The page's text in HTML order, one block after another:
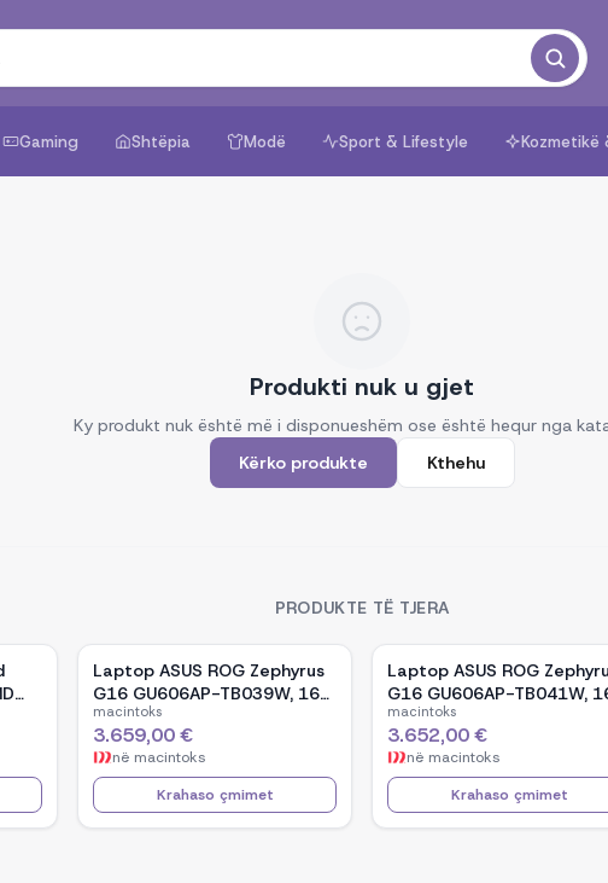
Gaming Shtëpia Modë Sport & Lifestyle Kozmetikë
Produkti nuk u gjet
Ky produkt nuk është më i disponueshëm ose është hequr nga
Kërko produkte
Kthehu
PRODUKTE TË TJERA
Laptop ASUS ROG Zephyrus
G16 GU606AP-TB039W, 16-
inch OLED, Intel Core Ultra 9
386H, NVIDIA GeForce RTX
5070, 32GB RAM, 1TB SSD,
Windows 11 - White
macintoks
3.659,00 €
në macintoks
Krahaso çmimet
Laptop ASUS ROG
G16 GU606AP-TB041W,
inch OLED, Intel Core Ultra 9
386H, NVIDIA GeForce RTX
5070, 32GB RAM, 1TB SSD,
Windows 11 - Black
macintoks
3.652,00 €
në macintoks
Krahaso çmimet